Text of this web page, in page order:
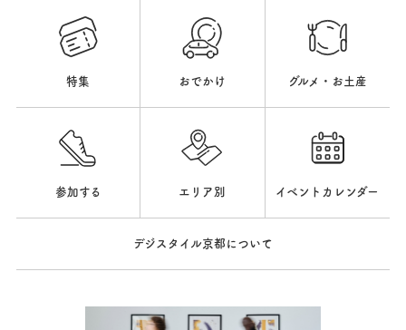
特集 おでかけ グルメ・お土産
参加する エリア別 イベントカレンダー
デジスタイル京都について